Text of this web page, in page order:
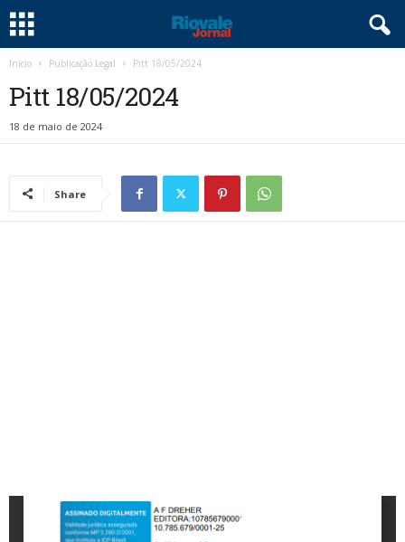
Início Publicação Legal Pitt 18/05/2024
Pitt 18/05/2024
18 de maio de 2024
Share